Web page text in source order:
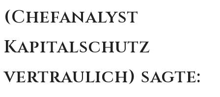
(Chefanalyst
Kapitalschutz
vertraulich) sagte: